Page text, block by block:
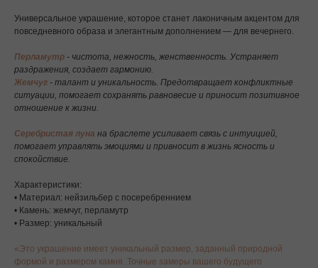
Универсальное украшение, которое станет лаконичным акцентом для
повседневного образа и элегантным дополнением — для вечернего.
Перламутр - чистота, нежность, женственность. Устраняет
раздражения, создает гармонию.
Жемчуг - талант и уникальность. Предотвращает конфликтные
ситуации, помогает сохранять равновесие и приносит позитивное
отношение к жизни.
Серебристая луна на браслете усиливает связь с интуицией,
помогает управлять эмоциями и привносит в жизнь ясность и
спокойствие.
Характеристики:
• Материал: нейзильбер с посеребреннием
• Камень: жемчуг, перламутр
• Размер: уникальный
«Это украшение имеет уникальный размер, заданный природной
формой и размером камня. Точные замеры вашего будущего